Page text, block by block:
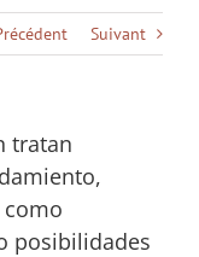
Suivant
tratan
posibilidades